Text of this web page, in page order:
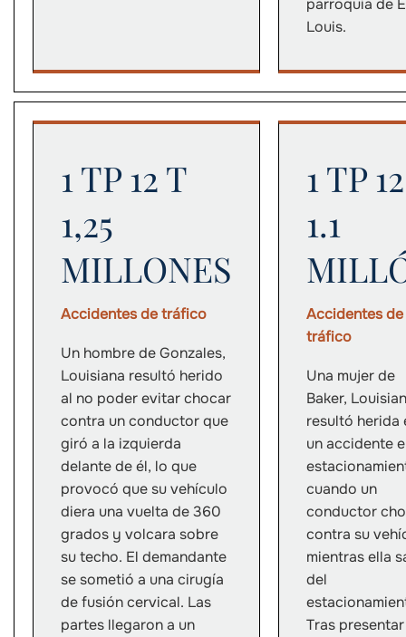
parroquia de
Louis.
1 TP 12 T
1,25
MILLONES
Accidentes de tráfico
Un hombre de Gonzales,
Louisiana resultó herido
al no poder evitar chocar
contra un conductor que
giró a la izquierda
delante de él, lo que
provocó que su vehículo
diera una vuelta de 360
grados y volcara sobre
su techo. El demandante
se sometió a una cirugía
de fusión cervical. Las
partes llegaron a un
1 TP
1.1
Accidentes de
tráfico
Una mujer de
Baker,
resultó herida
un accidente
cuando un
conductor
contra su
mientras ella
del
Tras